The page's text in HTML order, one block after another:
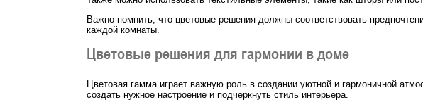
Важно помнить, что цветовые решения должны соответствовать
каждой комнаты.
Цветовые решения для гармонии в доме
Цветовая гамма играет важную роль в создании уютной и гармоничной
создать нужное настроение и подчеркнуть стиль интерьера.